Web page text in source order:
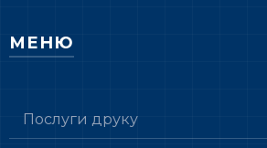
МЕНЮ
Послуги друку